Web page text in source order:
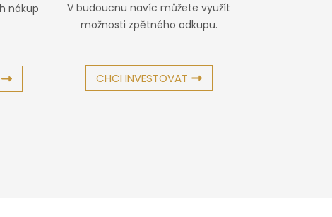
nákup
V budoucnu navíc můžete využít
možnosti zpětného odkupu.
CHCI INVESTOVAT